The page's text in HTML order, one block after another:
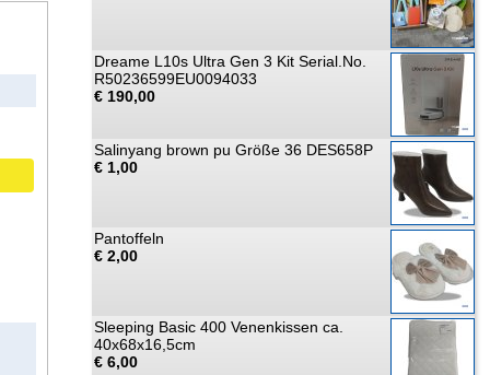
Dreame L10s Ultra Gen 3 Kit Serial.No.
R50236599EU0094033
€ 190,00
Salinyang brown pu Größe 36 DES658P
€ 1,00
Pantoffeln
€ 2,00
Sleeping Basic 400 Venenkissen ca.
40x68x16,5cm
€ 6,00